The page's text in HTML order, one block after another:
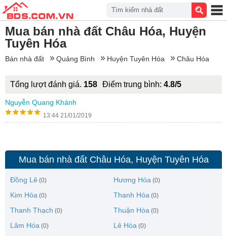
Mua bán nhà đất Châu Hóa, Huyện
Tuyên Hóa
Bán nhà đất Quảng Bình Huyện Tuyên Hóa Châu Hóa
Tổng lượt đánh giá. 158 Điểm trung bình: 4.8/5
Nguyễn Quang Khánh
13:44 21/01/2019
Mua bán nhà đất Châu Hóa, Huyện Tuyên Hóa
Đồng Lê (0) Hương Hóa (0)
Kim Hóa (0) Thanh Hóa (0)
Thanh Thạch (0) Thuận Hóa (0)
Lâm Hóa (0) Lê Hóa (0)
Tìm kiếm nhà đất